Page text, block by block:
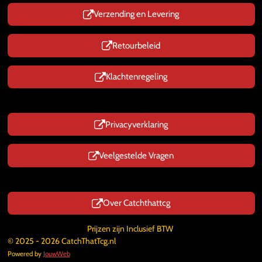
Verzending en Levering
Retourbeleid
Klachtenregeling
Privacyverklaring
Veelgestelde Vragen
Over Catchthattcg
Prijzen zijn Inclusief BTW
© 2025 - 2026 CatchThatTcg.nl
Powered by JouwWeb